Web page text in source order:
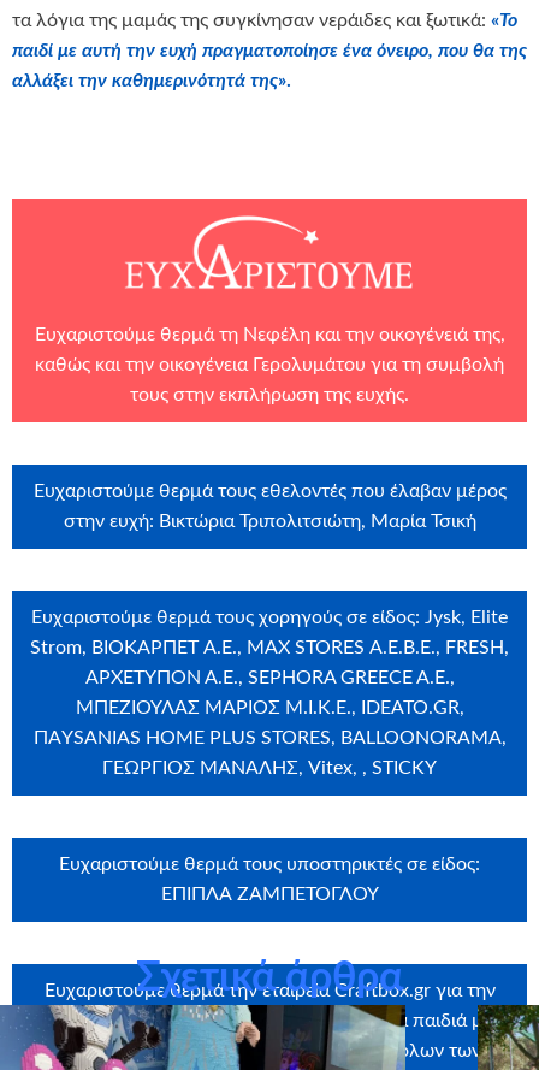
τα λόγια της μαμάς της συγκίνησαν νεράιδες και ξωτικά: «Το
παιδί με αυτή την ευχή πραγματοποίησε ένα όνειρο, που θα της
αλλάξει την καθημερινότητά της».
Ευχαριστούμε θερμά τη Νεφέλη και την οικογένειά της,
καθώς και την οικογένεια Γερολυμάτου για τη συμβολή
τους στην εκπλήρωση της ευχής.
Ευχαριστούμε θερμά τους εθελοντές που έλαβαν μέρος
στην ευχή: Βικτώρια Τριπολιτσιώτη, Μαρία Τσική
Ευχαριστούμε θερμά τους χορηγούς σε είδος: Jysk, Εlite
Strom, ΒΙΟΚΑΡΠΕΤ A.E., MAX STORES Α.Ε.Β.Ε., FRESH,
ΑΡΧΕΤΥΠΟΝ Α.Ε., SEPHORA GREECE A.E.,
ΜΠΕΖΙΟΥΛΑΣ ΜΑΡΙΟΣ Μ.Ι.Κ.Ε., IDEATO.GR,
ΠΑYSANIAS HOME PLUS STORES, BALLOONORAMA,
ΓΕΩΡΓΙΟΣ ΜΑΝΑΛΗΣ, Vitex, , STICKY
Ευχαριστούμε θερμά τους υποστηρικτές σε είδος:
ΕΠΙΠΛΑ ΖΑΜΠΕΤΟΓΛΟΥ
Ευχαριστούμε θερμά την εταιρείαCraftbox.grγια την
αποστολή birthday box – έκπληξη σε όλα τα παιδιά μας,
καθώς και τοmyikona.gr
για τη χορηγία όλων των
Σχετικά άρθρα